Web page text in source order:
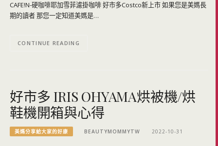
CAFE!N-硬咖啡耶加雪菲濾掛咖啡 好市多Costco新上市 如果您是美媽長
期的讀者 那您一定知道美媽是…
CONTINUE READING
好市多 IRIS OHYAMA烘被機/烘
鞋機開箱與心得
美媽分享給大家的好康 BEAUTYMOMMYTW 2022-10-31